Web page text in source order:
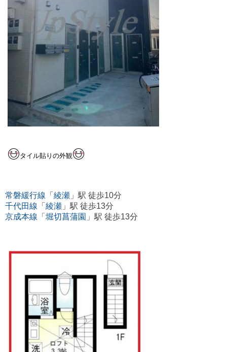
タイル貼りの外観
常磐緩行線 「 綾瀬 」駅 徒歩10分
千代田線 「 綾瀬 」駅 徒歩13分
京成本線 「 堀切菖蒲園 」駅 徒歩13分